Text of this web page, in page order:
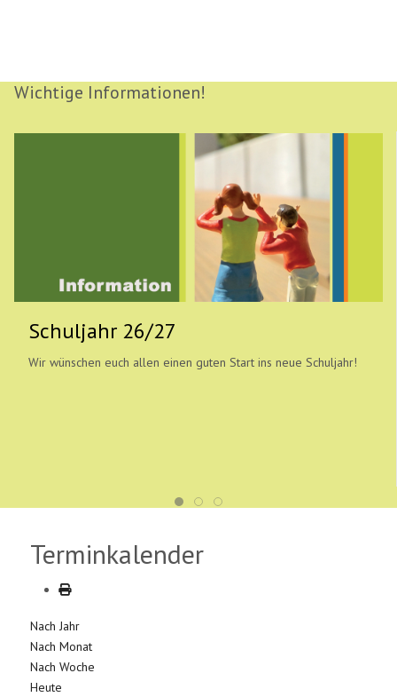
Wichtige Informationen!
Schuljahr 26/27
Wir wünschen euch allen einen guten Start ins neue Schuljahr!
Terminkalender
Nach Jahr
Nach Monat
Nach Woche
Heute